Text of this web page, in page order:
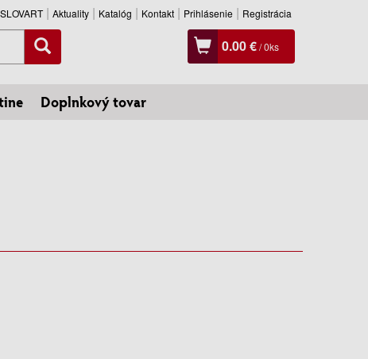
Aktuality Katalóg Kontakt Prihlásenie Registrácia
0.00 €/0ks
Doplnkový tovar